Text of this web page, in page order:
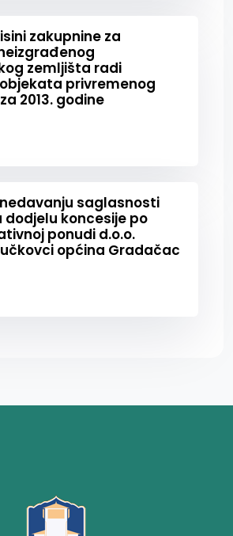
zakupnine za
zemljišta radi
privremenog
2013. godine
nedavanju saglasnosti
dodjelu koncesije po
ponudi d.o.o.
općina Gradačac